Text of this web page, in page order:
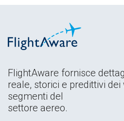
FlightAware fornisce
reale, storici e predittivi
segmenti del
settore aereo.